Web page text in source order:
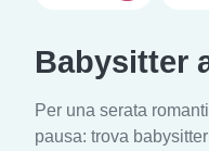
Babysitter
Per una serata
pausa: trova